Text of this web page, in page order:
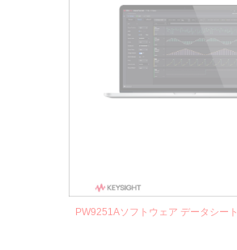
PW9251Aソフトウェア データシート